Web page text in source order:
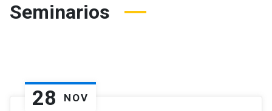
Seminarios
28 NOV